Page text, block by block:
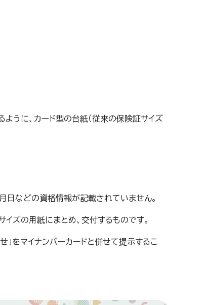
うに、カード型の台紙（従来の保険証サイズ
日などの資格情報が記載されていません。
ズの用紙にまとめ、交付するものです。
をマイナンバーカードと併せて提示するこ